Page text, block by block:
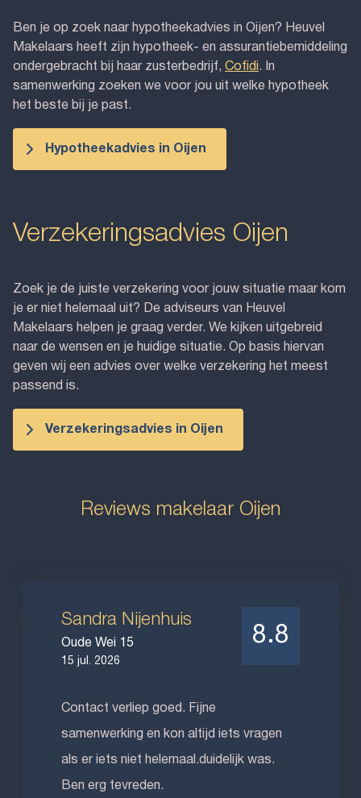
Ben je op zoek naar hypotheekadvies in Oijen? Heuvel
Makelaars heeft zijn hypotheek- en assurantiebemiddeling
ondergebracht bij haar zusterbedrijf, Cofidi . In
samenwerking zoeken we voor jou uit welke hypotheek
het beste bij je past.
Hypotheekadvies in Oijen
Verzekeringsadvies Oijen
Zoek je de juiste verzekering voor jouw situatie maar kom
je er niet helemaal uit? De adviseurs van Heuvel
Makelaars helpen je graag verder. We kijken uitgebreid
naar de wensen en je huidige situatie. Op basis hiervan
geven wij een advies over welke verzekering het meest
passend is.
Verzekeringsadvies in Oijen
Reviews makelaar Oijen
Sandra Nijenhuis
Oude Wei 15
15 jul. 2026
8.8
Contact verliep goed. Fijne
samenwerking en kon altijd iets vragen
als er iets niet helemaal.duidelijk was.
Ben erg tevreden.